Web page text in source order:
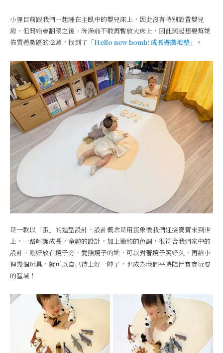
小狸目前跟我們一起睡在主臥中的嬰兒床上，因此沒有特別設置嬰兒
房，但開始會翻滾之後，洗澡前不敢再暫放大床上，因此興起想要幫她
佈置遊戲區的念頭，找到了「Hello new bomb! 成長遊戲地墊 」。
是一款以「蛋」的造型設計，設計概念是用蛋象徵我們迎接寶寶來到世
上，一路呵護成長，童趣的設計，加上簡約的色調，很符合我們家中的
設計，剛好放在鏡子旁，愛照鏡子的她，可以對著鏡子笑好久，再給小
狸幾個玩具，就可以自己待上好一陣子，也成為我們平時陪伴寶寶玩耍
的區域！